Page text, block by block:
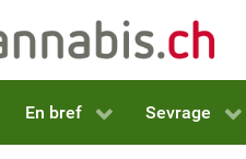
En bref Sevrage